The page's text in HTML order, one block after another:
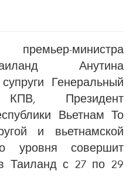
министра
Анутина
Генеральный
Президент
Вьетнам То
и вьетнамской
уровня совершит
Таиланд с 27 по 29